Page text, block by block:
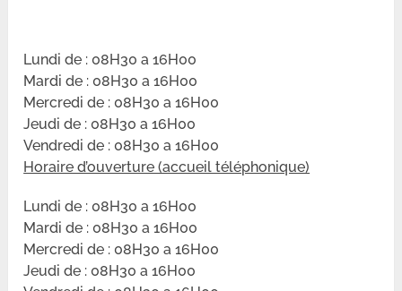
Lundi de : 08H30 a 16H00
Mardi de : 08H30 a 16H00
Mercredi de : 08H30 a 16H00
Jeudi de : 08H30 a 16H00
Vendredi de : 08H30 a 16H00
Horaire d’ouverture (accueil téléphonique)
Lundi de : 08H30 a 16H00
Mardi de : 08H30 a 16H00
Mercredi de : 08H30 a 16H00
Jeudi de : 08H30 a 16H00